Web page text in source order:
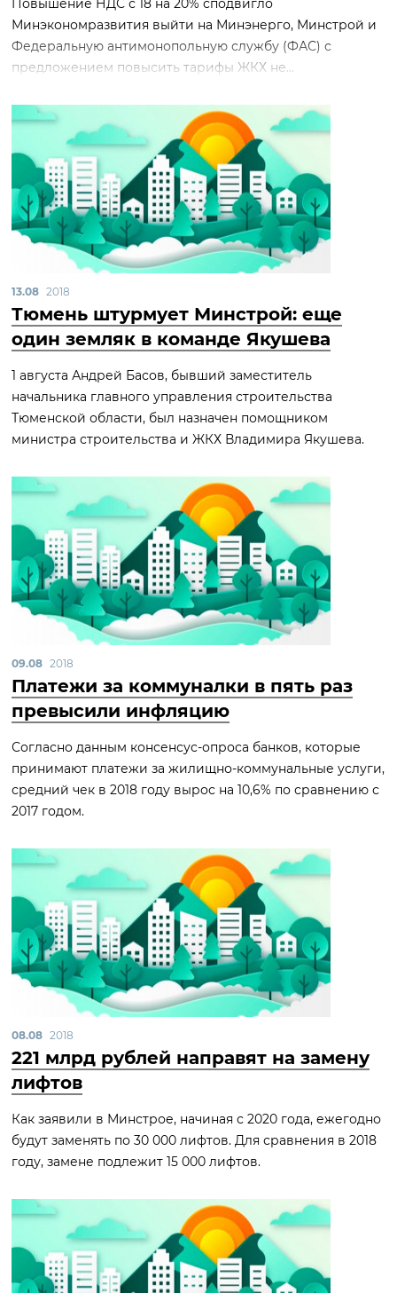
Повышение НДС с 18 на 20% сподвигло
Минэкономразвития выйти на Минэнерго, Минстрой и
Федеральную антимонопольную службу (ФАС) с
предложением повысить тарифы ЖКХ не...
13.08 2018
Тюмень штурмует Минстрой: еще
один земляк в команде Якушева
1 августа Андрей Басов, бывший заместитель
начальника главного управления строительства
Тюменской области, был назначен помощником
министра строительства и ЖКХ Владимира Якушева.
09.08 2018
Платежи за коммуналки в пять раз
превысили инфляцию
Согласно данным консенсус-опроса банков, которые
принимают платежи за жилищно-коммунальные услуги,
средний чек в 2018 году вырос на 10,6% по сравнению с
2017 годом.
08.08 2018
221 млрд рублей направят на замену
лифтов
Как заявили в Минстрое, начиная с 2020 года, ежегодно
будут заменять по 30 000 лифтов. Для сравнения в 2018
году, замене подлежит 15 000 лифтов.